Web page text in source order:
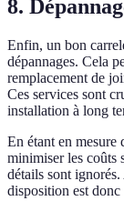
8.
Enfin, un bon
dépannages. Cela
remplacement de
Ces services sont
installation à long
En étant en mesure
minimiser les coûts
détails sont
disposition est donc